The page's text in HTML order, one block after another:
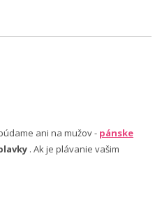
ani na mužov - pánske
. Ak je plávanie vašim